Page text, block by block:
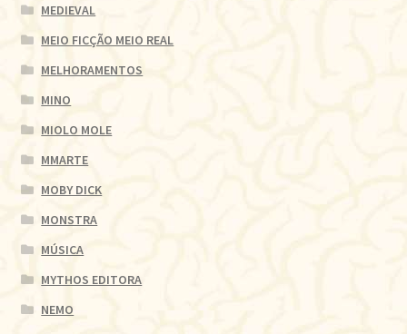
MEDIEVAL
MEIO FICÇÃO MEIO REAL
MELHORAMENTOS
MINO
MIOLO MOLE
MMARTE
MOBY DICK
MONSTRA
MÚSICA
MYTHOS EDITORA
NEMO